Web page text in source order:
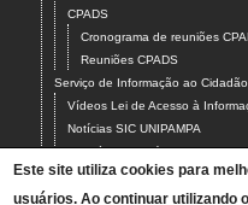
CPADS
Cronograma de reuniões
Reuniões CPADS
Serviço de Informação ao
Vídeos Lei de Acesso à
Notícias SIC UNIPAMPA
Relatórios Estatísticos SIC
Fluxograma SIC UNIPAMPA
Perguntas Frequentes
Este site utiliza cookies para
usuários. Ao continuar utilizando